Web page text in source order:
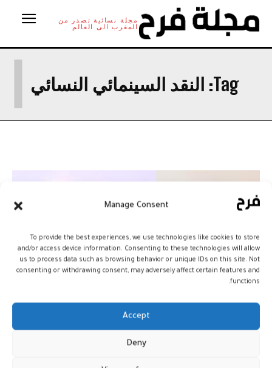
Manage Consent
To provide the best experiences, we use technologies like cookies to store
and/or access device information. Consenting to these technologies will allow
us to process data such as browsing behavior or unique IDs on this site. Not
consenting or withdrawing consent, may adversely affect certain features and
functions.
Accept
Deny
مجلة نسائية تصدر من
المغرب الى العالم
Tag: النقد السينمائي النسائي
ندوة عن النقد السينمائي النسائي